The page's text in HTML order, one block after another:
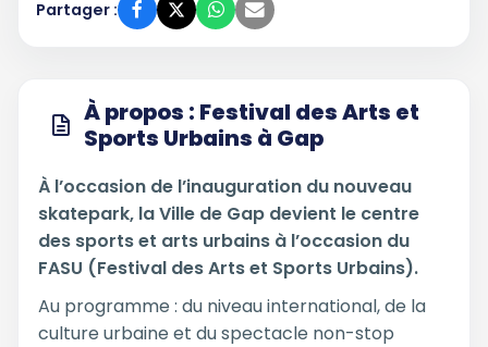
Partager :
À propos : Festival des Arts et
Sports Urbains à Gap
À l’occasion de l’inauguration du nouveau
skatepark, la Ville de Gap devient le centre
des sports et arts urbains à l’occasion du
FASU (Festival des Arts et Sports Urbains).
Au programme : du niveau international, de la
culture urbaine et du spectacle non-stop